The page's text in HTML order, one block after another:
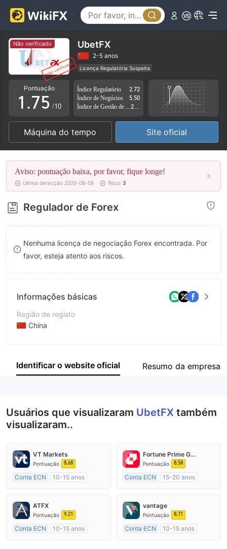
Não verificado UbetFX
2-5 anos
Licença Regulatória Suspeita
Região de negócios suspeita
Risco potencial alto
Pontuação
0
1
2
3
4
5
6
7
8
9
.
3
4
5
6
7
8
9
1
2
3
4
5
6
7
8
9
/10
Índice Regulatório
2.72
Índice de Negócios
5.50
Máquina do tempo Site oficial
Aviso: pontuação baixa, por favor, fique longe!
Última detecção 2026-08-09 Risco 3
Regulador de Forex
Nenhuma licença de negociação Forex encontrada. Por
favor, esteja atento aos riscos.
Informações básicas
Região de registo
China
Empresa
Identificar o website oficial Resumo da empresa
Usuários que visualizaram UbetFX também
visualizaram..
VT Markets
Pontuação 8.68
Conta ECN
10-15 anos
Market Marketing (MM)
Etiqueta principal MT4
Fortune Prime Global
Pontuação 8.58
Conta ECN
15-20 anos
Market Marketing (MM)
Etiqueta principal MT4
ATFX
Pontuação 9.21
Conta ECN
10-15 anos
vantage
Pontuação 8.71
Conta ECN
10-15 anos